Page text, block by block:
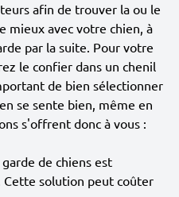
afin de trouver la ou le
mieux avec votre chien, à
par la suite. Pour votre
le confier dans un chenil
de bien sélectionner
se sente bien, même en
s'offrent donc à vous :
de chiens est
solution peut coûter